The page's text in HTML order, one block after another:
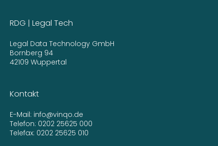
RDG | Legal Tech
Legal Data Technology GmbH
Bornberg 94
42109 Wuppertal
Kontakt
E-Mail: info@vinqo.de
Telefon: 0202 25625 000
Telefax: 0202 25625 010